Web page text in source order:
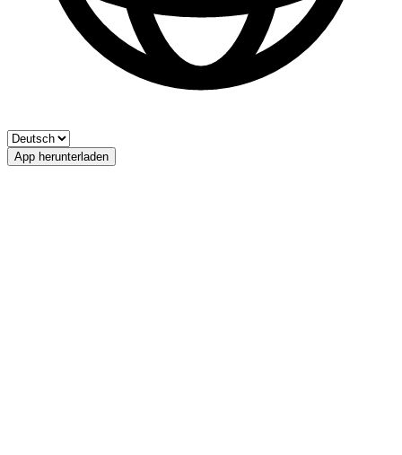
App herunterladen